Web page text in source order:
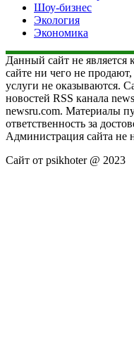
Шоу-бизнес
Экология
Экономика
Данный сайт не
сайте ни чего не
услуги не оказываются.
новостей RSS канала
newsru.com. Материалы
ответственность за
Администрация сайта не
Сайт от psikhoter @ 2023